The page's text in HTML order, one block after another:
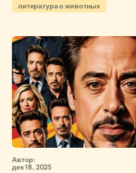
литература о животных
Автор:
дек 18, 2025